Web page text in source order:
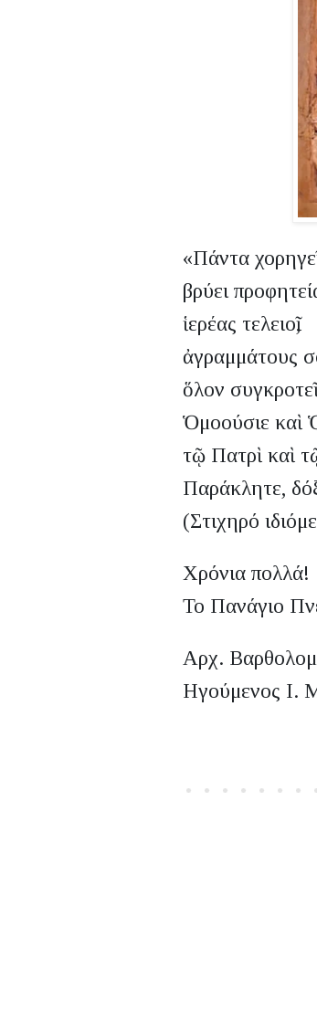
«Πάντα
βρύει
ἱερέας τελειοῖ,
ἀγραμμάτους
ὅλον
Ὁμοούσιε καὶ
τῷ Πατρὶ καὶ
Παράκλητε,
(Στιχηρό
Χρόνια πολλά!
Το Πανάγιο
Αρχ.
Ηγούμενος Ι.